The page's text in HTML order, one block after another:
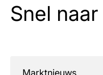
Snel naar
Marktnieuws